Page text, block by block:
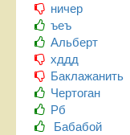
ничер
ъеъ
Альберт
хддд
Баклажанить
Чертоган
Рб
Бабабой